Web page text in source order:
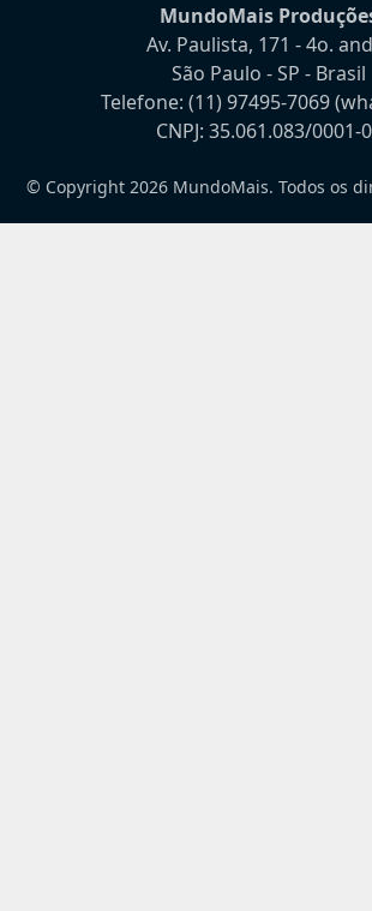
MundoMais
Av. Paulista, 171 - 4o.
São Paulo - SP - Brasil
Telefone: (11) 97495-7069
CNPJ: 35.061.083/0001-
© Copyright 2026 MundoMais. Todos os